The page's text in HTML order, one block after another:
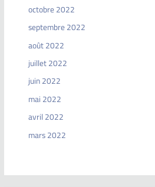
octobre 2022
septembre 2022
août 2022
juillet 2022
juin 2022
mai 2022
avril 2022
mars 2022